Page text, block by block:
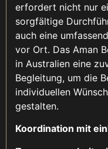
erfordert nicht nur
sorgfältige
auch eine
vor Ort. Das Aman
in Australien eine
Begleitung, um die
individuellen
gestalten.
Koordination mit